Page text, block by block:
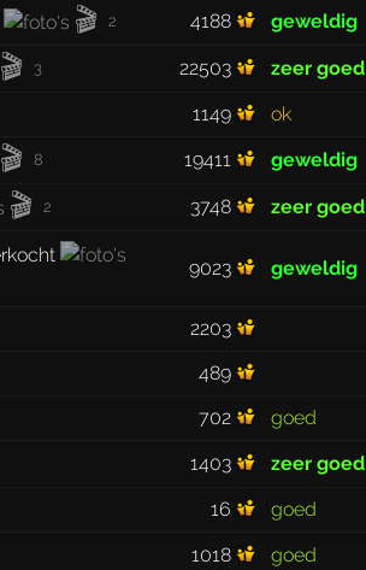
🎬 2 4188 geweldig
🎬 3 22503 zeer goed
1149 ok
🎬 8 19411 geweldig
🎬 2 3748 zeer goed
9023 geweldig
2203
489
702 goed
1403 zeer goed
16 goed
1018 goed